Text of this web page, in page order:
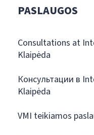
PASLAUGOS
Consultations at
Klaipėda
Консультации в
Klaipėda
VMI teikiamos